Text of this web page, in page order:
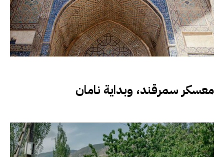
معسكر سمرقند، وبداية نامان